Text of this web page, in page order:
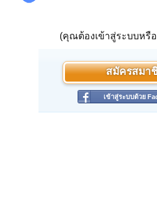
(คุณต้องเข้าสู่ระบบหรื
สมัครสมา
เข้าสู่ระบบด้วย